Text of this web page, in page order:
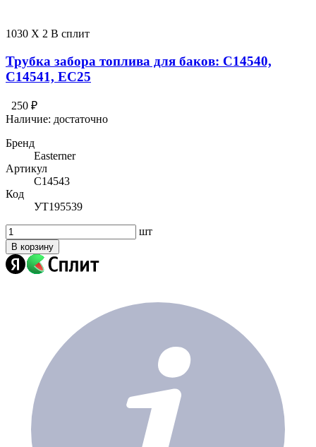
1030 X 2 В сплит
Трубка забора топлива для баков: C14540,
C14541, EC25
250 ₽
Наличие: достаточно
Бренд
Easterner
Артикул
C14543
Код
УТ195539
шт
В корзину